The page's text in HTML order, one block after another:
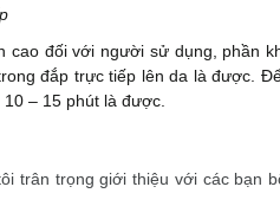
cao đối với người sử dụng, phần
đắp trực tiếp lên da là được.
– 15 phút là được.
trân trọng giới thiệu với các bạn